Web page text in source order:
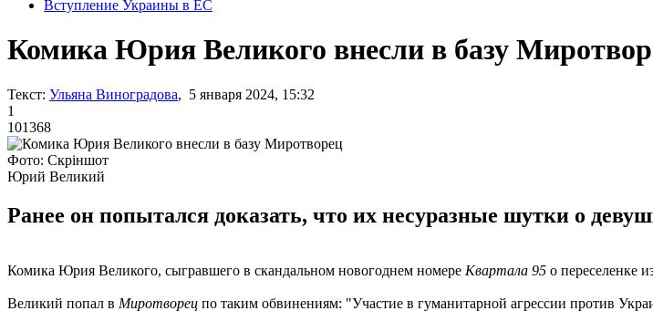
Вступление Украины в ЕС
Комика Юрия Великого внесли в базу
Текст: Ульяна Виноградова, 5 января 2024, 15:32
1
101368
Фото: Скріншот
Юрий Великий
Ранее он попытался доказать, что их несуразные шутки о
Комика Юрия Великого, сыгравшего в скандальном новогоднем номере Квартала 95 о переселенке
Великий попал в Миротворец по таким обвинениям: "Участие в гуманитарной агрессии против